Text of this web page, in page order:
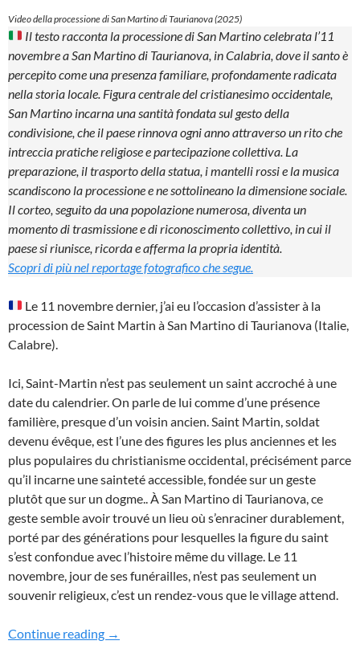
Video della processione di San Martino di Taurianova (2025)
Il testo racconta la processione di San Martino celebrata l’11
novembre a San Martino di Taurianova, in Calabria, dove il santo è
percepito come una presenza familiare, profondamente radicata
nella storia locale. Figura centrale del cristianesimo occidentale,
San Martino incarna una santità fondata sul gesto della
condivisione, che il paese rinnova ogni anno attraverso un rito che
intreccia pratiche religiose e partecipazione collettiva. La
preparazione, il trasporto della statua, i mantelli rossi e la musica
scandiscono la processione e ne sottolineano la dimensione sociale.
Il corteo, seguito da una popolazione numerosa, diventa un
momento di trasmissione e di riconoscimento collettivo, in cui il
paese si riunisce, ricorda e afferma la propria identità.
Scopri di più nel reportage fotografico che segue.
Le 11 novembre dernier, j’ai eu l’occasion d’assister à la
procession de Saint Martin à San Martino di Taurianova (Italie,
Calabre).
Ici, Saint-Martin n’est pas seulement un saint accroché à une
date du calendrier. On parle de lui comme d’une présence
familière, presque d’un voisin ancien. Saint Martin, soldat
devenu évêque, est l’une des figures les plus anciennes et les
plus populaires du christianisme occidental, précisément parce
qu’il incarne une sainteté accessible, fondée sur un geste
plutôt que sur un dogme.. À San Martino di Taurianova, ce
geste semble avoir trouvé un lieu où s’enraciner durablement,
porté par des générations pour lesquelles la figure du saint
s’est confondue avec l’histoire même du village. Le 11
novembre, jour de ses funérailles, n’est pas seulement un
souvenir religieux, c’est un rendez-vous que le village attend.
Continue reading La processione di San Martino di Taurianova
→